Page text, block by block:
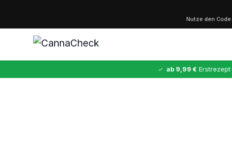
Nutze den Code
✓ ab 9,99 € Erstrezept·